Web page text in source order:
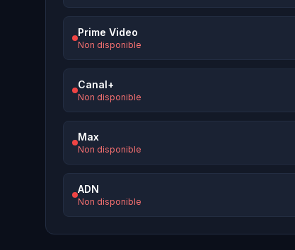
Prime Video
Non disponible
Canal+
Non disponible
Max
Non disponible
ADN
Non disponible